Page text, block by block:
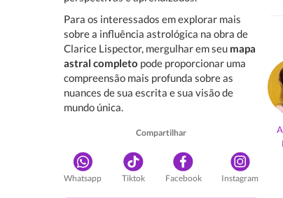
Para os interessados em explorar mais
sobre a influência astrológica na obra de
Clarice Lispector, mergulhar em seu mapa
astral completo pode proporcionar uma
compreensão mais profunda sobre as
nuances de sua escrita e sua visão de
mundo única.
Compartilhar
Whatsapp Tiktok Facebook Instagram